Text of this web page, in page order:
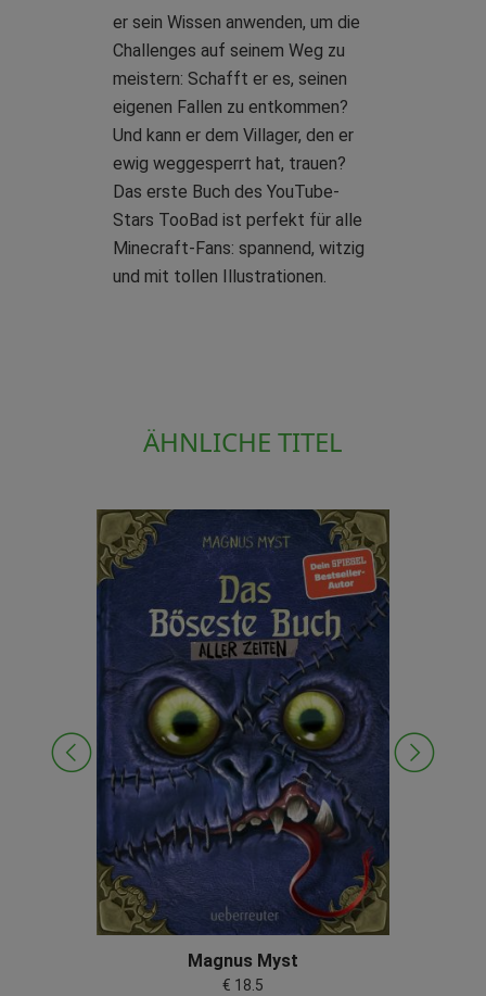
er sein Wissen anwenden, um die
Challenges auf seinem Weg zu
meistern: Schafft er es, seinen
eigenen Fallen zu entkommen?
Und kann er dem Villager, den er
ewig weggesperrt hat, trauen?
Das erste Buch des YouTube-
Stars TooBad ist perfekt für alle
Minecraft-Fans: spannend, witzig
und mit tollen Illustrationen.
ÄHNLICHE TITEL
Magnus Myst
€ 18.5